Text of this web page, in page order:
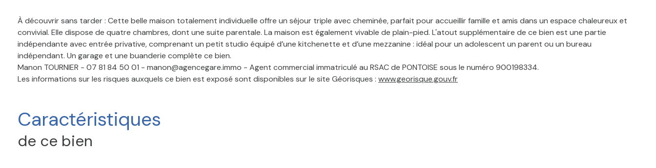
À découvrir sans tarder : Cette belle maison totalement individuelle offre un séjour triple avec cheminée, parfait pour accueillir famille et amis dans un espace chaleureux et
convivial. Elle dispose de quatre chambres, dont une suite parentale. La maison est également vivable de plain-pied. L'atout supplémentaire de ce bien est une partie
indépendante avec entrée privative, comprenant un petit studio équipé d’une kitchenette et d’une mezzanine : idéal pour un adolescent un parent ou un bureau
indépendant. Un garage et une buanderie complète ce bien.
Manon TOURNIER - 07 81 84 50 01 - manon@agencegare.immo - Agent commercial immatriculé au RSAC de PONTOISE sous le numéro 900198334.
Les informations sur les risques auxquels ce bien est exposé sont disponibles sur le site Géorisques : www.georisque.gouv.fr
Caractéristiques
de ce bien